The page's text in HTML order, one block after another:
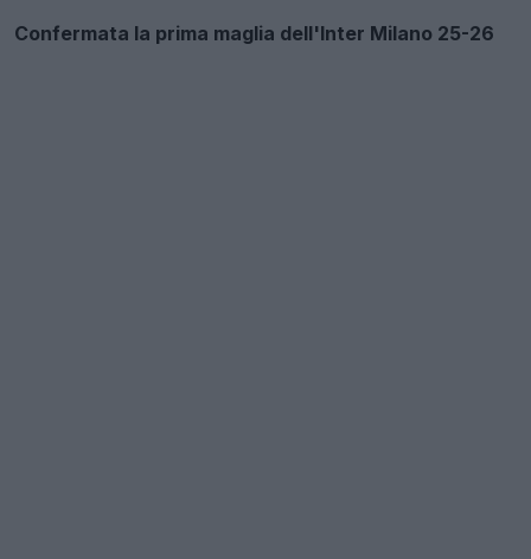
Confermata la prima maglia dell'Inter Milano 25-26